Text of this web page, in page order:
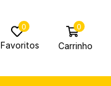
0
Favoritos
0
Carrinho